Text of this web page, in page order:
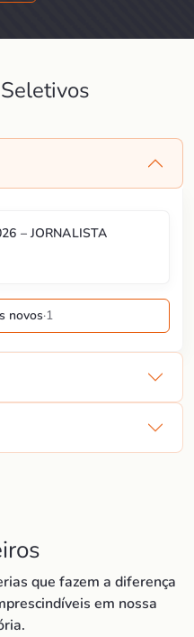
– JORNALISTA
novos·1
que fazem a diferença
em nossa